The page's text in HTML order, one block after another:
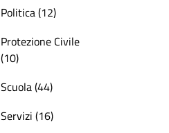
Politica (12)
Protezione Civile
(10)
Scuola (44)
Servizi (16)